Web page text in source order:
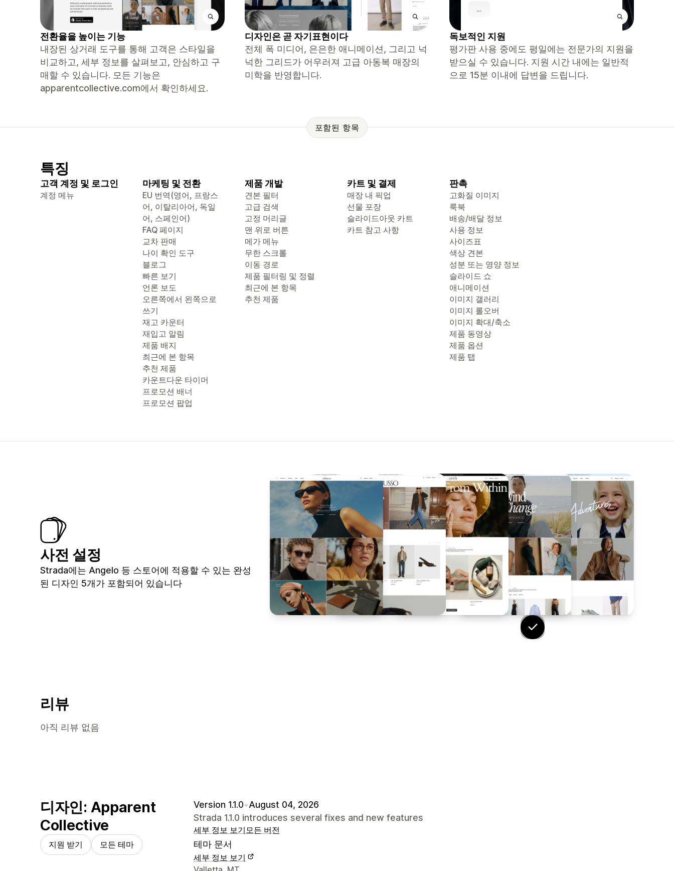
전환율을 높이는 기능
내장된 상거래 도구를 통해 고객은 스타일을
비교하고, 세부 정보를 살펴보고, 안심하고 구
매할 수 있습니다. 모든 기능은
apparentcollective.com에서 확인하세요.
디자인은 곧 자기표현이다
전체 폭 미디어, 은은한 애니메이션, 그리고 넉
넉한 그리드가 어우러져 고급 아동복 매장의
미학을 반영합니다.
독보적인 지원
평가판 사용 중에도 평일에는 전문가의 지원을
받으실 수 있습니다. 지원 시간 내에는 일반적
으로 15분 이내에 답변을 드립니다.
포함된 항목
특징
고객 계정 및 로그인
계정 메뉴
마케팅 및 전환
EU 번역(영어, 프랑스
어, 이탈리아어, 독일
어, 스페인어)
FAQ 페이지
교차 판매
나이 확인 도구
블로그
빠른 보기
언론 보도
오른쪽에서 왼쪽으로
쓰기
재고 카운터
재입고 알림
제품 배지
최근에 본 항목
추천 제품
카운트다운 타이머
프로모션 배너
프로모션 팝업
제품 개발
견본 필터
고급 검색
고정 머리글
맨 위로 버튼
메가 메뉴
무한 스크롤
이동 경로
제품 필터링 및 정렬
최근에 본 항목
추천 제품
카트 및 결제
매장 내 픽업
선물 포장
슬라이드아웃 카트
카트 참고 사항
판촉
고화질 이미지
룩북
배송/배달 정보
사용 정보
사이즈표
색상 견본
성분 또는 영양 정보
슬라이드 쇼
애니메이션
이미지 갤러리
이미지 롤오버
이미지 확대/축소
제품 동영상
제품 옵션
제품 탭
사전 설정
Strada에는 Angelo 등 스토어에 적용할 수 있는 완성
된 디자인 5개가 포함되어 있습니다
리뷰
아직 리뷰 없음
디자인: Apparent
Collective
지원 받기 모든 테마
Version 1.1.0•August 04, 2026
Strada 1.1.0 introduces several fixes and new features
세부 정보 보기 모든 버전
테마 문서
세부 정보 보기